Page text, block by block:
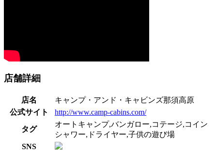
店舗詳細
店名
キャンプ・アンド・キャビンズ那須高原
公式サイト
http://www.camp-cabins.com/
タグ
オートキャンプ,バンガロー,コテージ,コイン
シャワー,ドライヤー,子供の遊び場
SNS